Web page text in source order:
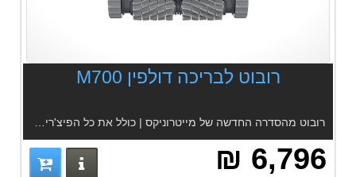
רובוט לבריכה דולפין M700
6,796 ₪ פרטים